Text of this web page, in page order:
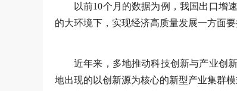
以前10个月的数据为例，我国出口增
的大环境下，实现经济高质量发展一方面
近年来，多地推动科技创新与产业创
地出现的以创新源为核心的新型产业集群